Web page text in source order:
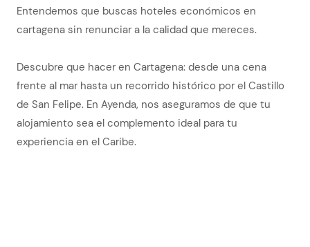
Entendemos que buscas hoteles económicos en
cartagena sin renunciar a la calidad que mereces.
Descubre que hacer en Cartagena: desde una cena
frente al mar hasta un recorrido histórico por el Castillo
de San Felipe. En Ayenda, nos aseguramos de que tu
alojamiento sea el complemento ideal para tu
experiencia en el Caribe.